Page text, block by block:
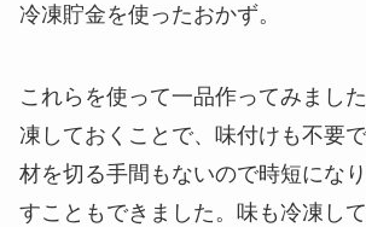
冷凍貯金を使ったおかず。
これらを使って一品作ってみまし
凍しておくことで、 味付けも不要
材を切る手間もないので時短になり
すこともできました。味も冷凍し